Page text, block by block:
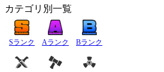
カテゴリ別一覧
Sランク Aランク Bランク